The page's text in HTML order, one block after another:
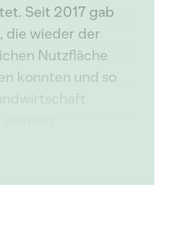
Seit 2017 gab
die wieder der
Nutzfläche
konnten und so